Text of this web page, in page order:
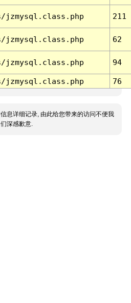
jzmysql.class.php 211
jzmysql.class.php 62
jzmysql.class.php 94
jzmysql.class.php 76
息详细记录, 由此给您带来的访问不便我
们深感歉意.